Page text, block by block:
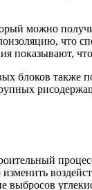
можно
что
показывают,
блоков также